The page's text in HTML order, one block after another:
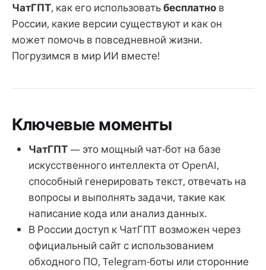
ЧатГПТ, как его использоватьбесплатно в
России, какие версии существуют и как он
может помочь в повседневной жизни.
Погрузимся в мир ИИ вместе!
Ключевые моменты
ЧатГПТ— это мощный чат-бот на базе
искусственного интеллекта от OpenAI,
способный генерировать текст, отвечать на
вопросы и выполнять задачи, такие как
написание кода или анализ данных.
В России доступ к ЧатГПТ возможен через
официальный сайт с использованием
обходного ПО, Telegram-боты или сторонние